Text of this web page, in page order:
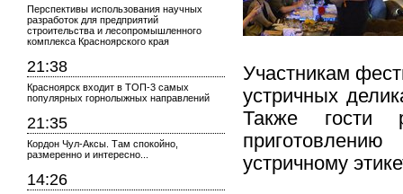
Перспективы использования научных
разработок для предприятий
строительства и лесопромышленного
комплекса Красноярского края
21:38
Красноярск входит в ТОП-3 самых
популярных горнолыжных направлений
21:35
Кордон Чул-Аксы. Там спокойно,
размеренно и интересно...
14:26
Участникам
устричных
Также гости
устричному